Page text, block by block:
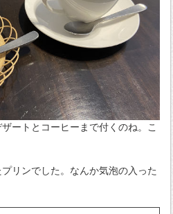
ートとコーヒーまで付くのね。こ
リンでした。なんか気泡の入った